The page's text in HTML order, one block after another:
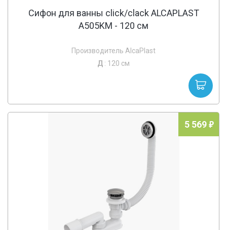
Сифон для ванны click/clack ALCAPLAST
A505KM - 120 cм
Производитель AlcaPlast
Д : 120 см
5 569